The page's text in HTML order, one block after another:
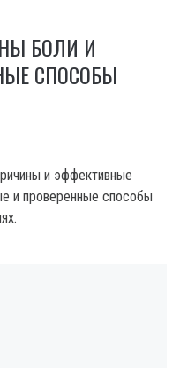
БОЛИ И
СПОСОБЫ
и эффективные
и проверенные способы